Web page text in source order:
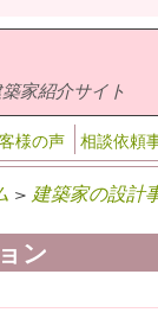
家紹介サイト
様の声 相談依頼
> 建築家の設計
ン